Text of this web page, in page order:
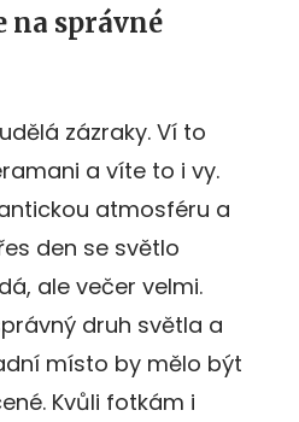
na správné
zázraky. Ví to
a víte to i vy.
atmosféru a
den se světlo
ale večer velmi.
druh světla a
místo by mělo být
Kvůli fotkám i